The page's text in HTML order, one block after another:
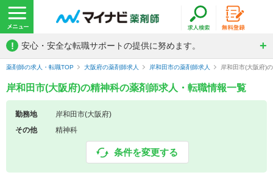
! 安心・安全な転職サポートの提供に努めます。
薬剤師の求人・転職TOP 大阪府の薬剤師求人 岸和田市の薬剤師求人 岸和田市(大阪府)
岸和田市(大阪府)の精神科の薬剤師求人・転職情報一覧
勤務地
岸和田市(大阪府)
その他
精神科
条件を変更する